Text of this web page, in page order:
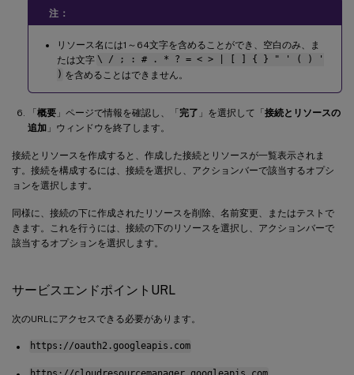
注：
リソース名には1～64文字を含めることができ、空白のみ、ま
たは文字 \ / ; : # . * ? = < > | [ ] { } " ' ( ) '
) を含めることはできません。
「概要 」ページで情報を確認し、「完了 」を選択して「接続とリソースの
追加 」ウィンドウを終了します。
接続とリソースを作成すると、作成した接続とリソースが一覧表示されま
す。接続を構成するには、接続を選択し、アクションバーで該当するオプシ
ョンを選択します。
同様に、接続の下に作成されたリソースを削除、名前変更、またはテストで
きます。これを行うには、接続の下のリソースを選択し、アクションバーで
該当するオプションを選択します。
サービスエンドポイントURL
次のURLにアクセスできる必要があります。
https://oauth2.googleapis.com